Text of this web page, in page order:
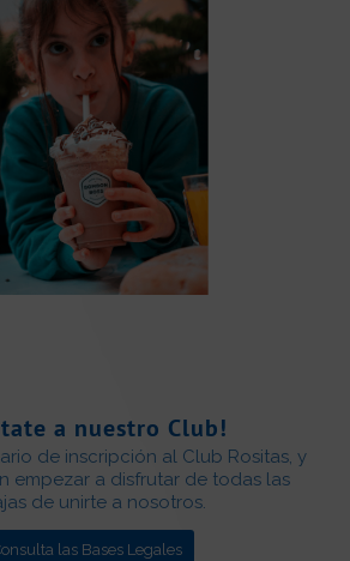
a nuestro Club!
de inscripción al Club Rositas, y
empezar a disfrutar de todas las
de unirte a nosotros.
las Bases Legales